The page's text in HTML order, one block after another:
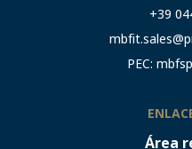
+39
PEC:
Área